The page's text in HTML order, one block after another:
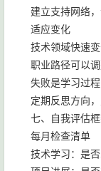
建立支持网络
适应变化
技术领域快速
职业路径可以
失败是学习过
定期反思方向
七、自我评估
每月检查清单
技术学习：是